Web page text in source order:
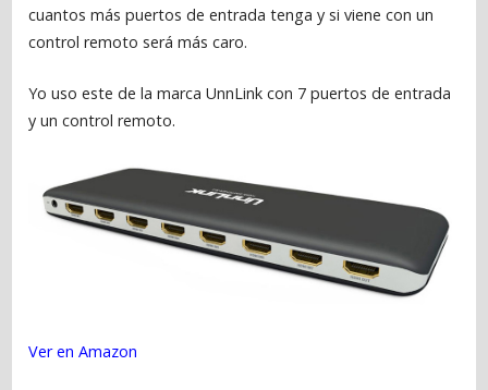
cuantos más puertos de entrada tenga y si viene con un
control remoto será más caro.
Yo uso este de la marca UnnLink con 7 puertos de entrada
y un control remoto.
Ver en Amazon